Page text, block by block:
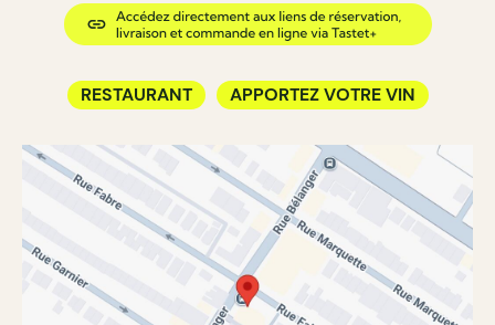
RESTAURANT APPORTEZ VOTRE VIN